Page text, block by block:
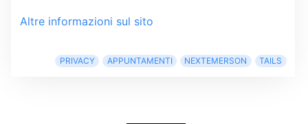
Altre informazioni sul sito
PRIVACY APPUNTAMENTI NEXTEMERSON TAILS